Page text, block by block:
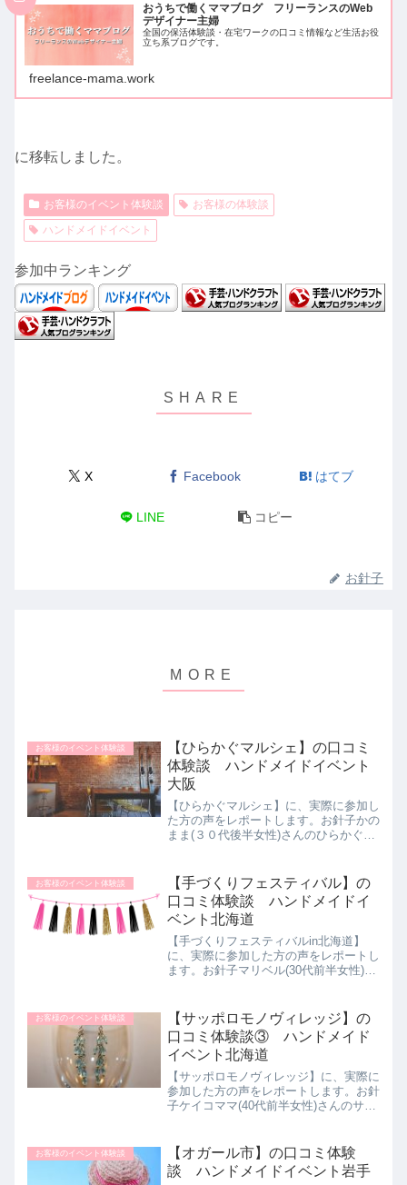
おうちで働くママブログ フリーランスのWeb
デザイナー主婦
全国の保活体験談・在宅ワークの口コミ情報など生活お役
立ち系ブログです。
freelance-mama.work
に移転しました。
お客様のイベント体験談
お客様の体験談
ハンドメイドイベント
参加中ランキング
X Facebook はてブ
LINE コピー
お針子
お客様のイベント体験談
【ひらかぐマルシェ】の口コミ
体験談 ハンドメイドイベント
大阪
【ひらかぐマルシェ】に、実際に参加し
た方の声をレポートします。お針子かの
まま(３０代後半女性)さんのひらかぐマ
サイトを見ていて、そこによく開催情報
を出していてイベントの...
お客様のイベント体験談
【手づくりフェスティバル】の
口コミ体験談 ハンドメイドイ
ベント北海道
【手づくりフェスティバルin北海道】
に、実際に参加した方の声をレポートし
ます。お針子マリベル(30代前半女性)さ
ラーツの教室に通っているためハンドメ
イドは好きで、ハン...
お客様のイベント体験談
【サッポロモノヴィレッジ】の
口コミ体験談③ ハンドメイド
イベント北海道
【サッポロモノヴィレッジ】に、実際に
参加した方の声をレポートします。お針
子ケイコママ(40代前半女性)さんのサッ
のを見て、イベント内容が気になって検
索して知りました。北...
お客様のイベント体験談
【オガール市】の口コミ体験
談 ハンドメイドイベント岩手